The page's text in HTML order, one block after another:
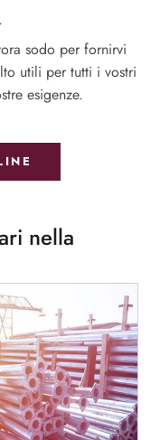
sodo per fornirvi
utili per tutti i vostri
esigenze.
nella